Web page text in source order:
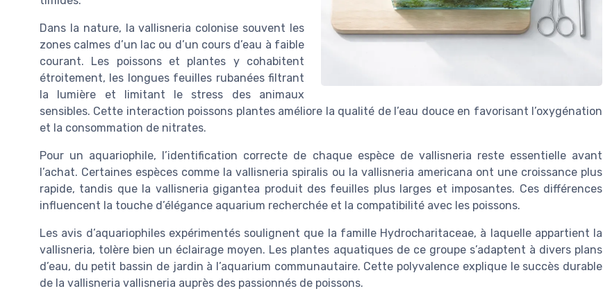
Dans la nature, la vallisneria colonise souvent les
zones calmes d’un lac ou d’un cours d’eau à faible
courant. Les poissons et plantes y cohabitent
étroitement, les longues feuilles rubanées filtrant
la lumière et limitant le stress des animaux
sensibles. Cette interaction poissons plantes améliore la qualité de l’eau douce en favorisant l’oxygénation
et la consommation de nitrates.
Pour un aquariophile, l’identification correcte de chaque espèce de vallisneria reste essentielle avant
l’achat. Certaines espèces comme la vallisneria spiralis ou la vallisneria americana ont une croissance plus
rapide, tandis que la vallisneria gigantea produit des feuilles plus larges et imposantes. Ces différences
influencent la touche d’élégance aquarium recherchée et la compatibilité avec les poissons.
Les avis d’aquariophiles expérimentés soulignent que la famille Hydrocharitaceae, à laquelle appartient la
vallisneria, tolère bien un éclairage moyen. Les plantes aquatiques de ce groupe s’adaptent à divers plans
d’eau, du petit bassin de jardin à l’aquarium communautaire. Cette polyvalence explique le succès durable
de la vallisneria vallisneria auprès des passionnés de poissons.